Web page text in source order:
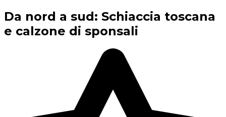
Da nord a sud: Schiaccia toscana
e calzone di sponsali